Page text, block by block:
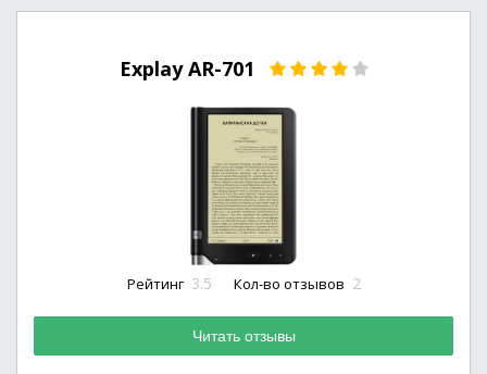
Explay AR-701
Рейтинг 3.5 Кол-во отзывов 2
Читать отзывы